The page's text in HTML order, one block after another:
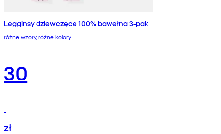
Legginsy dziewczęce 100% bawełna 3-pak
różne wzory, różne kolory
30
zł